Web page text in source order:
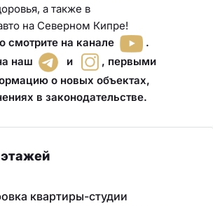
, а также в
на Северном Кипре!
смотрите на канале
.
наш
и , первыми
о новых объектах,
в законодательстве.
квартиры-студии